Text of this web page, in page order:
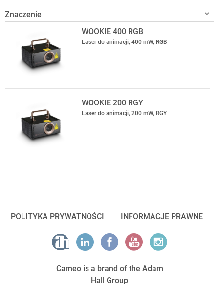
WOOKIE 400 RGB
Laser do animacji, 400 mW, RGB
WOOKIE 200 RGY
Laser do animacji, 200 mW, RGY
POLITYKA PRYWATNOŚCI INFORMACJE PRAWNE
Cameo is a brand of the Adam
Hall Group